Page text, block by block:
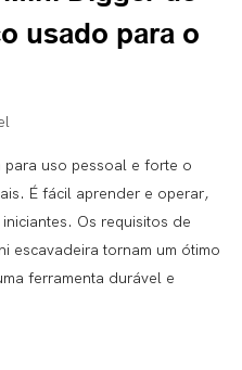
usado para o
para uso pessoal e forte o
É fácil aprender e operar,
Os requisitos de
escavadeira tornam um ótimo
ferramenta durável e